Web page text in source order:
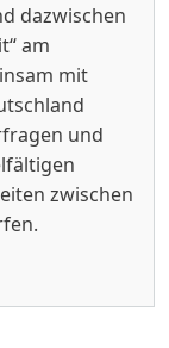
dazwischen
am
mit
und
zwischen